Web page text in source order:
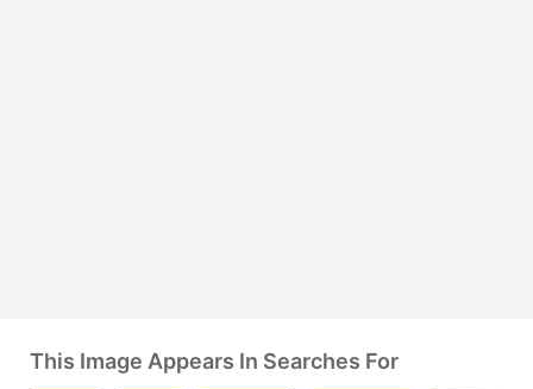
This Image Appears In Searches For